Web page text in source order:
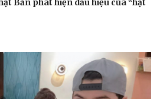
Bản phát hiện dấu hiệu của “hạt